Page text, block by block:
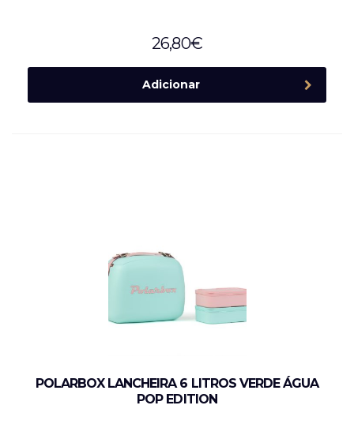
26,80€
Adicionar
POLARBOX LANCHEIRA 6 LITROS VERDE ÁGUA
POP EDITION